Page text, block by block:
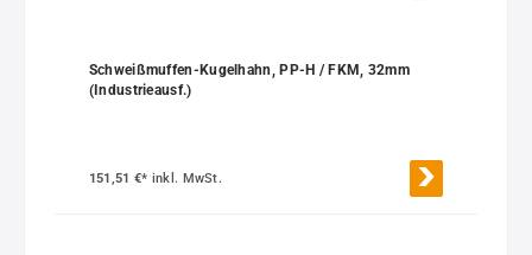
Schweißmuffen-Kugelhahn, PP-H / FKM, 32mm
(Industrieausf.)
151,51 €* inkl. MwSt.